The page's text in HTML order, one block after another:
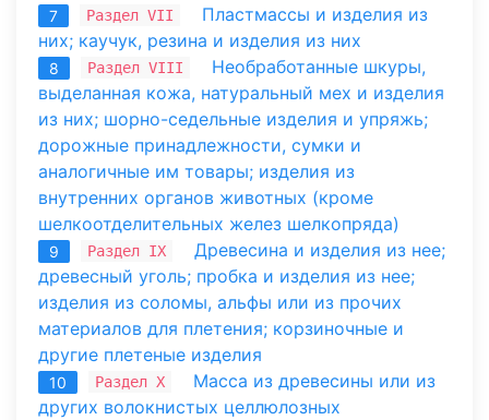
7 Раздел VII
Пластмассы и изделия из
них; каучук, резина и изделия из них
8 Раздел VIII
Необработанные шкуры,
выделанная кожа, натуральный мех и изделия
из них; шорно-седельные изделия и упряжь;
дорожные принадлежности, сумки и
аналогичные им товары; изделия из
внутренних органов животных (кроме
шелкоотделительных желез шелкопряда)
9 Раздел IX
Древесина и изделия из нее;
древесный уголь; пробка и изделия из нее;
изделия из соломы, альфы или из прочих
материалов для плетения; корзиночные и
другие плетеные изделия
10 Раздел X
Масса из древесины или из
других волокнистых целлюлозных